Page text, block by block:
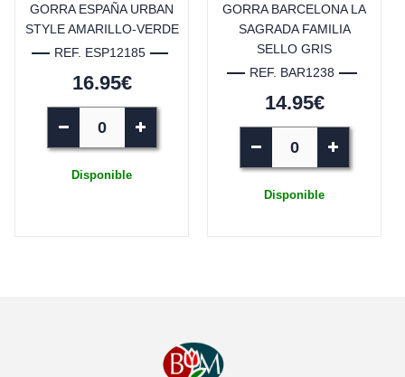
GORRA ESPAÑA URBAN
STYLE AMARILLO-VERDE
REF. ESP12185
16.95€
Disponible
GORRA BARCELONA LA
SAGRADA FAMILIA
SELLO GRIS
REF. BAR1238
14.95€
Disponible